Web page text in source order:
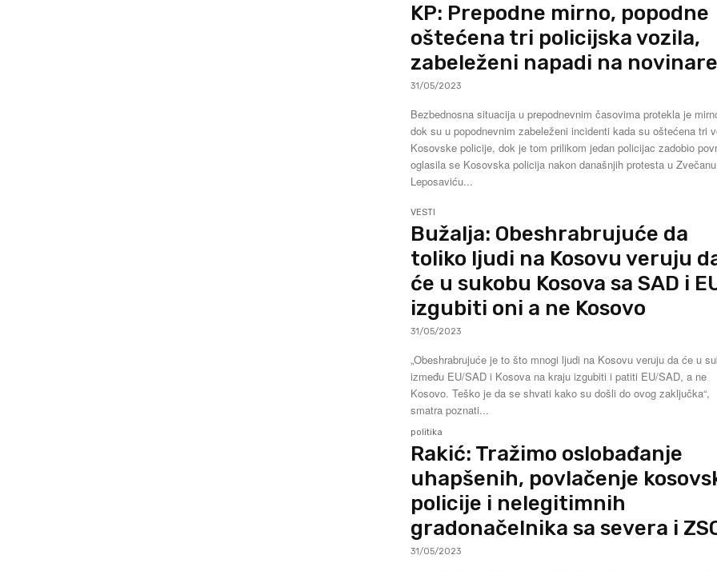
KP: Prepodne mirno, popodne
oštećena tri policijska vozila,
zabeleženi napadi na novinare
31/05/2023
Bezbednosna situacija u prepodnevnim časovima protekla je
dok su u popodnevnim zabeleženi incidenti kada su oštećena tri
Kosovske policije, dok je tom prilikom jedan policijac zadobio
oglasila se Kosovska policija nakon današnjih protesta u
Leposaviću...
VESTI
Bužalja: Obeshrabrujuće da
toliko ljudi na Kosovu veruju
će u sukobu Kosova sa SAD i
izgubiti oni a ne Kosovo
31/05/2023
„Obeshrabrujuće je to što mnogi ljudi na Kosovu veruju da će u
između EU/SAD i Kosova na kraju izgubiti i patiti EU/SAD, a ne
Kosovo. Teško je da se shvati kako su došli do ovog zaključka“,
smatra poznati...
politika
Rakić: Tražimo oslobađanje
uhapšenih, povlačenje
policije i nelegitimnih
gradonačelnika sa severa i
31/05/2023